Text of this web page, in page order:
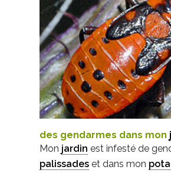
des gendarmes dans mon
Mon jardin est infesté de
palissades et dans mon